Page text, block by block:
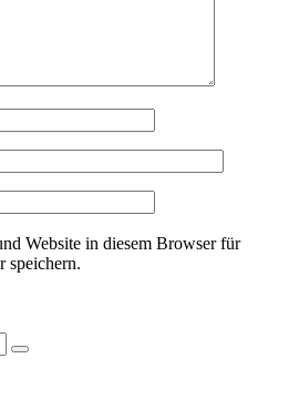
Website in diesem Browser für
speichern.